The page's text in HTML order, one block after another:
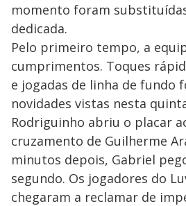
momento foram
dedicada.
Pelo primeiro tempo, a
cumprimentos. Toques
e jogadas de linha de fundo
novidades vistas nesta
Rodriguinho abriu o placar
cruzamento de Guilherme
minutos depois, Gabriel
segundo. Os jogadores do
chegaram a reclamar de